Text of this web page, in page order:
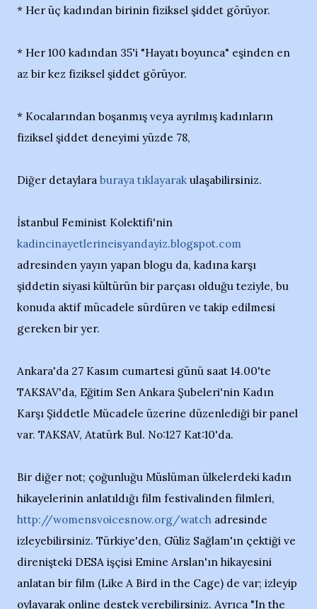
* Her üç kadından birinin fiziksel şiddet görüyor.
* Her 100 kadından 35'i "Hayatı boyunca" eşinden en
az bir kez fiziksel şiddet görüyor.
* Kocalarından boşanmış veya ayrılmış kadınların
fiziksel şiddet deneyimi yüzde 78,
Diğer detaylara buraya tıklayarak ulaşabilirsiniz.
İstanbul Feminist Kolektifi'nin
kadincinayetlerineisyandayiz.blogspot.com
adresinden yayın yapan blogu da, kadına karşı
şiddetin siyasi kültürün bir parçası olduğu teziyle, bu
konuda aktif mücadele sürdüren ve takip edilmesi
gereken bir yer.
Ankara'da 27 Kasım cumartesi günü saat 14.00'te
TAKSAV'da, Eğitim Sen Ankara Şubeleri'nin Kadın
Karşı Şiddetle Mücadele üzerine düzenlediği bir panel
var. TAKSAV, Atatürk Bul. No:127 Kat:10'da.
Bir diğer not; çoğunluğu Müslüman ülkelerdeki kadın
hikayelerinin anlatıldığı film festivalinden filmleri,
http://womensvoicesnow.org/watch adresinde
izleyebilirsiniz. Türkiye'den, Güliz Sağlam'ın çektiği ve
direnişteki DESA işçisi Emine Arslan'ın hikayesini
anlatan bir film (Like A Bird in the Cage) de var; izleyip
oylayarak online destek verebilirsiniz. Ayrıca "In the